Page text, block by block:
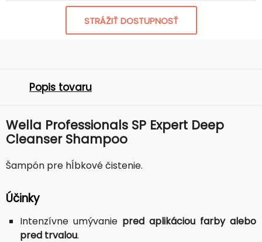
STRÁŽIŤ DOSTUPNOSŤ
Popis tovaru
Wella Professionals SP Expert Deep
Cleanser Shampoo
Šampón pre hĺbkové čistenie.
Účinky
Intenzívne umývanie pred aplikáciou farby alebo
pred trvalou.